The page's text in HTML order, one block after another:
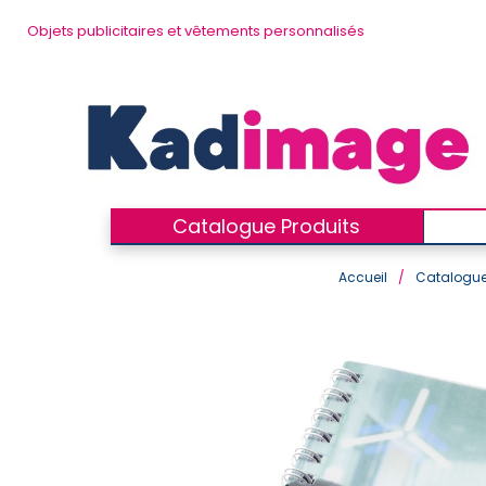
Objets publicitaires et vêtements personnalisés
Catalogue Produits
Accueil /